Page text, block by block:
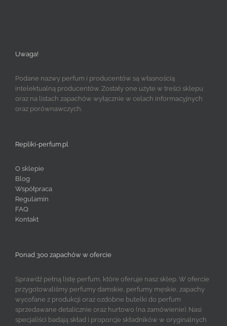
Uwaga!
Podane nazwy perfum i producentów są własnością
intelektualną producentów. Zostały one użyte w treści sklepu
oraz na listach zapachów wyłącznie w celach informacyjnych
oraz porównawczych.
Repliki-perfum.pl
O sklepie
Blog
Współpraca
Regulamin
FAQ
Kontakt
Ponad 300 zapachów w ofercie
Sprawdź pełną listę perfum, które oferuje nasz sklep. W ofercie
przygotowaliśmy perfumy damskie, perfumy męskie, zapachy
wycofane z produkcji oraz ozdobne butelki do perfum
sprzedawane detalicznie oraz hurtowo (na zamówienie). Nasi
specjaliści badają skład i proporcje składników w oryginalnych